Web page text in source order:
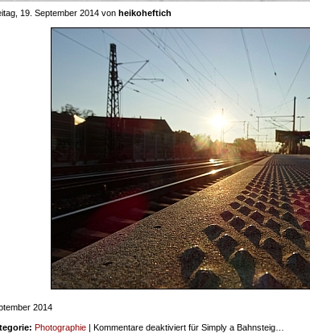
19. September 2014 von heikoheftich
2014
Photographie | Kommentare deaktiviert für Simply a Bahnsteig…